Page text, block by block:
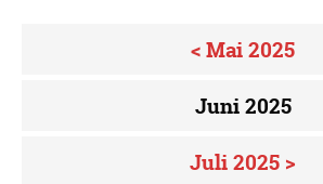
< Mai 2025
Juni 2025
Juli 2025 >